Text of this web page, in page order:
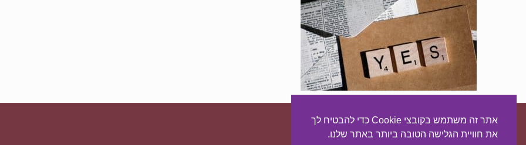
עיצוב ובניית האתר: מאסטר סייט - יצירת נוכחות באינטרנט
אתר זה משתמש בקובצי Cookie כדי להבטיח לך
את חוויית הגלישה הטובה ביותר באתר שלנו.